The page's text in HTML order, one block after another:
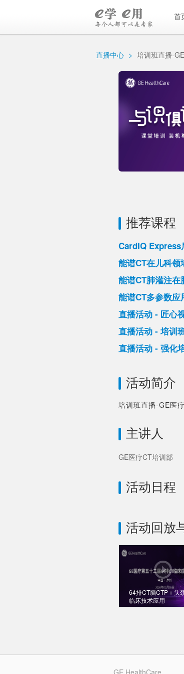
首
直播中心 > 培训班直播-
推荐课程
CardIQ Express
能谱CT在儿科领
能谱CT肺灌注在
能谱CT多参数
直播活动 - 匠心
直播活动 - 培训
直播活动 - 强化
活动简介
培训班直播-GE医
主讲人
GE医疗CT培训部
活动日程
活动回放
64排CT脑CTP＋头
临床技术应用
GE HealthCare